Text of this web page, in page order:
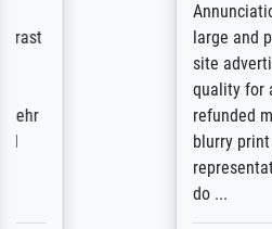
Annunciation by Fra
large and popular
site advertising giclee
quality for a large print
refunded me when I
blurry print vs. a
representation. They